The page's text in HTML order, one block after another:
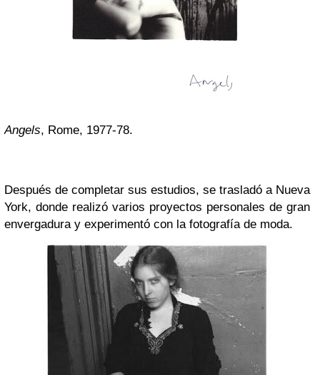
Angels, Rome, 1977-78.
Después de completar sus estudios, se trasladó a Nueva
York, donde realizó varios proyectos personales de gran
envergadura y experimentó con la fotografía de moda.